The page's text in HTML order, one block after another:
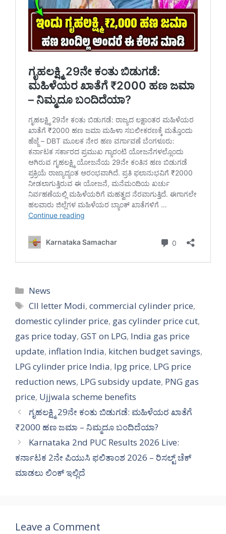
Categories
News
Tags
CII letter Modi,commercial cylinder price,
domestic cylinder price, gas cylinder price cut,
gas price today, GST on LPG, India gas price
update, inflation India, kitchen budget savings,
LPG cylinder price India, lpg price, LPG price
reduction news, LPG subsidy update, PNG gas
price, Ujjwala scheme benefits
ಗೃಹಲಕ್ಷ್ಮಿ 29ನೇ ಕಂತು ಬಿಡುಗಡೆ: ಮಹಿಳೆಯರ ಖಾತೆಗೆ
₹2000 ಹಣ ಜಮಾ – ನಿಮ್ಮದೂ ಬಂದಿದೆಯಾ?
Karnataka 2nd PUC Results 2026 Live:
ಕರ್ನಾಟಕ 2ನೇ ಪಿಯುಸಿ ಫಲಿತಾಂಶ 2026 – ರಿಸಲ್ಟ್ ಚೆಕ್
ಮಾಡಲು ಲಿಂಕ್ ಇಲ್ಲಿದೆ
Leave a Comment